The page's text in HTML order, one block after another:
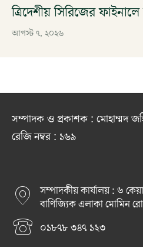
ত্রিদেশীয় সিরিজের
আগস্ট ৭, ২০২৬
সম্পাদক ও প্রকাশক : মোহাম্মদ
রেজি নম্বর : ১৬৯
সম্পাদকীয় কার্যালয় : ৬
বাণিজ্যিক এলাকা মোমিন
০১৮৭৮ ৩৪৭ ১২৩